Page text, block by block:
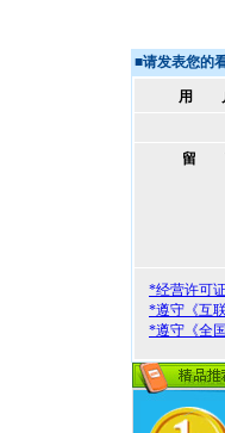
■请发表您的
用
留
*经营许可
*遵守《互
*遵守《全